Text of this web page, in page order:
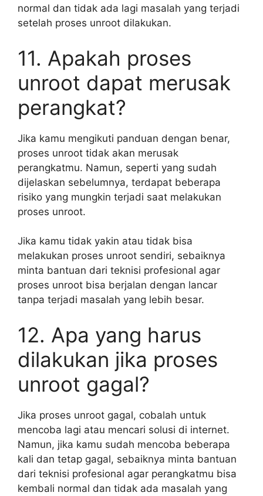
normal dan tidak ada lagi masalah yang terjadi
setelah proses unroot dilakukan.
11. Apakah proses
unroot dapat merusak
perangkat?
Jika kamu mengikuti panduan dengan benar,
proses unroot tidak akan merusak
perangkatmu. Namun, seperti yang sudah
dijelaskan sebelumnya, terdapat beberapa
risiko yang mungkin terjadi saat melakukan
proses unroot.
Jika kamu tidak yakin atau tidak bisa
melakukan proses unroot sendiri, sebaiknya
minta bantuan dari teknisi profesional agar
proses unroot bisa berjalan dengan lancar
tanpa terjadi masalah yang lebih besar.
12. Apa yang harus
dilakukan jika proses
unroot gagal?
Jika proses unroot gagal, cobalah untuk
mencoba lagi atau mencari solusi di internet.
Namun, jika kamu sudah mencoba beberapa
kali dan tetap gagal, sebaiknya minta bantuan
dari teknisi profesional agar perangkatmu bisa
kembali normal dan tidak ada masalah yang